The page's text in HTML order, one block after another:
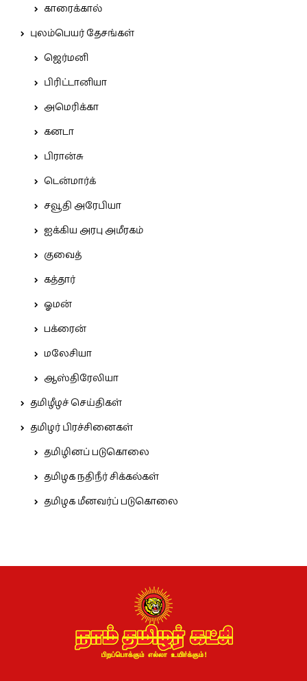
காரைக்கால்
புலம்பெயர் தேசங்கள்
ஜெர்மனி
பிரிட்டானியா
அமெரிக்கா
கனடா
பிரான்சு
டென்மார்க்
சவூதி அரேபியா
ஐக்கிய அரபு அமீரகம்
குவைத்
கத்தார்
ஓமன்
பக்ரைன்
மலேசியா
ஆஸ்திரேலியா
தமிழீழச் செய்திகள்
தமிழர் பிரச்சினைகள்
தமிழினப் படுகொலை
தமிழக நதிநீர் சிக்கல்கள்
தமிழக மீனவர்ப் படுகொலை